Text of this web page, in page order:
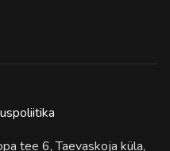
tee 6, Taevaskoja küla,